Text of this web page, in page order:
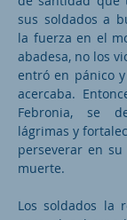
sus soldados a
la fuerza en el
abadesa, no los
entró en pánico
acercaba.
Febronia, se
lágrimas y
perseverar en
muerte.
Los soldados la